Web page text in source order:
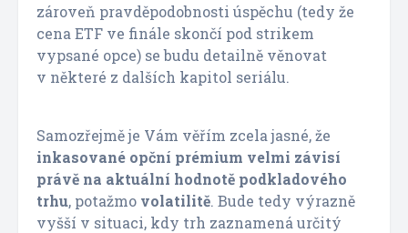
zároveň pravděpodobnosti úspěchu (tedy že
cena ETF ve finále skončí pod strikem
vypsané opce) se budu detailně věnovat
v některé z dalších kapitol seriálu.
Samozřejmě je Vám věřím zcela jasné, že
inkasované opční prémium velmi závisí
právě na aktuální hodnotě podkladového
trhu, potažmo volatilitě. Bude tedy výrazně
vyšší v situaci, kdy trh zaznamená určitý